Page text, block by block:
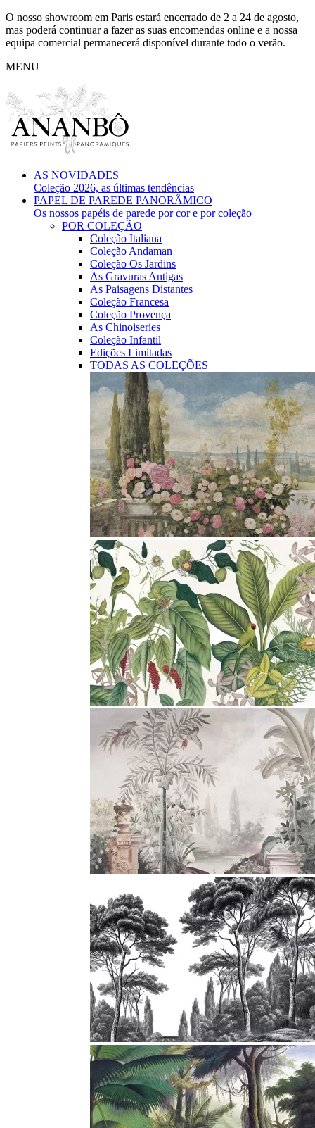
O nosso showroom em Paris estará encerrado de 2 a 24 de agosto,
mas poderá continuar a fazer as suas encomendas online e a nossa
equipa comercial permanecerá disponível durante todo o verão.
MENU
AS NOVIDADES
Coleção 2026, as últimas tendências
PAPEL DE PAREDE PANORÂMICO
Os nossos papéis de parede por cor e por coleção
POR COLEÇÃO
Coleção Italiana
Coleção Andaman
Coleção Os Jardins
As Gravuras Antigas
As Paisagens Distantes
Coleção Francesa
Coleção Provença
As Chinoiseries
Coleção Infantil
Edições Limitadas
TODAS AS COLEÇÕES